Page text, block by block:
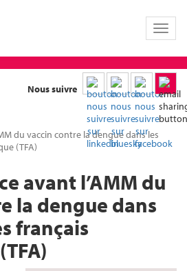
Toggle
Nous suivre
du vaccin contre la dengue dans les
(TFA)
avant l’AMM du
la dengue dans
français